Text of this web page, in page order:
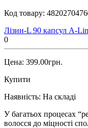
Код товару:
Лізин-L 90 капсул A-
0
Цена: 399.00грн.
Купити
Наявність: На складі
У багатьох процесах
волосся до міцності